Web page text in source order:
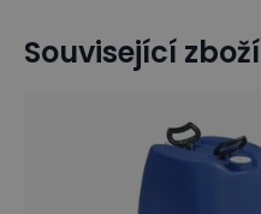
Sudy, kanystry, nádoby
Související zboží